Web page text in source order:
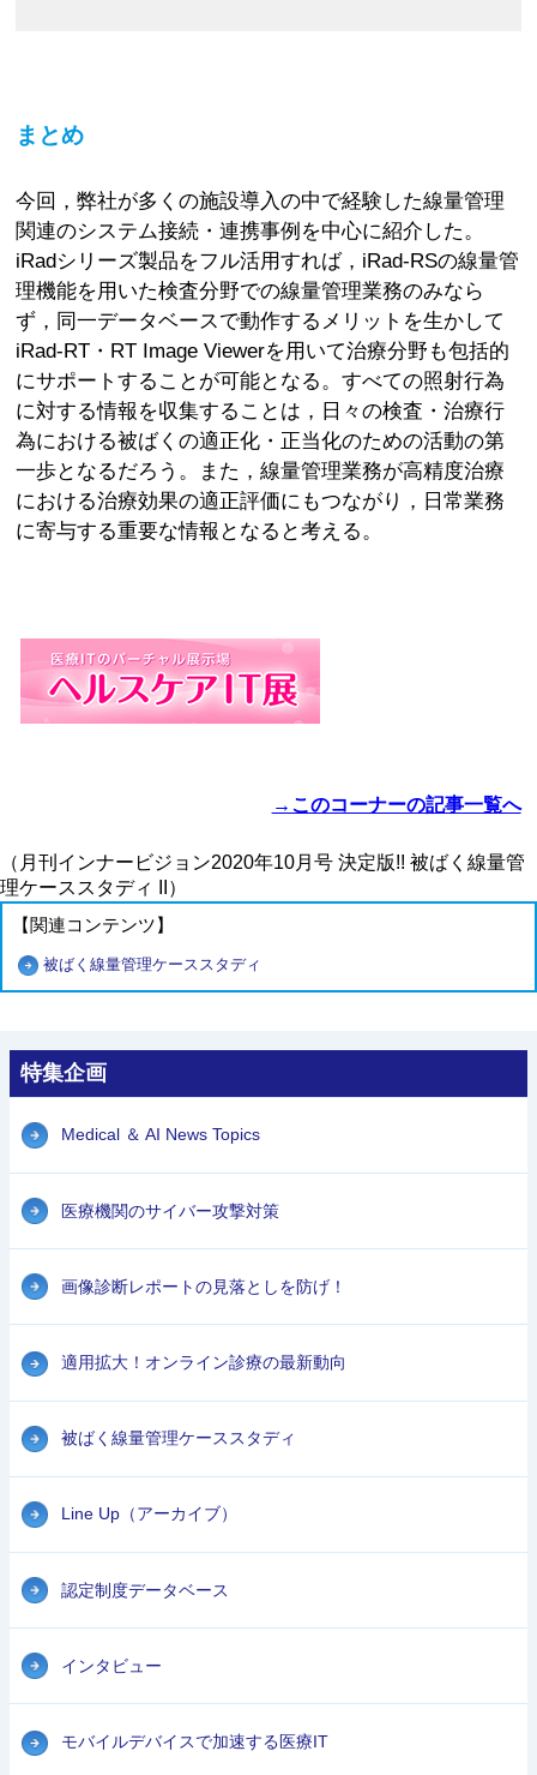
まとめ
今回，弊社が多くの施設導入の中で経験した線量管理
関連のシステム接続・連携事例を中心に紹介した。
iRadシリーズ製品をフル活用すれば，iRad-RSの線量管
理機能を用いた検査分野での線量管理業務のみなら
ず，同一データベースで動作するメリットを生かして
iRad-RT・RT Image Viewerを用いて治療分野も包括的
にサポートすることが可能となる。すべての照射行為
に対する情報を収集することは，日々の検査・治療行
為における被ばくの適正化・正当化のための活動の第
一歩となるだろう。また，線量管理業務が高精度治療
における治療効果の適正評価にもつながり，日常業務
に寄与する重要な情報となると考える。
→このコーナーの記事一覧へ
（月刊インナービジョン2020年10月号 決定版!! 被ばく線量管
理ケーススタディ II）
【関連コンテンツ】
被ばく線量管理ケーススタディ
特集企画
Medical ＆ AI News Topics
医療機関のサイバー攻撃対策
画像診断レポートの見落としを防げ！
適用拡大！オンライン診療の最新動向
被ばく線量管理ケーススタディ
Line Up（アーカイブ）
認定制度データベース
インタビュー
モバイルデバイスで加速する医療IT